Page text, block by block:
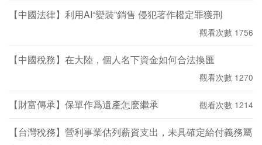
【中國法律】利用AI“變裝”銷售 侵犯著作權定罪獲刑
觀看次數 1756
【中國稅務】在大陸，個人名下資金如何合法換匯
觀看次數 1270
【財富傳承】保單作爲遺產怎麽繼承 觀看次數 1214
【台灣稅務】營利事業估列薪資支出，未具確定給付義務屬